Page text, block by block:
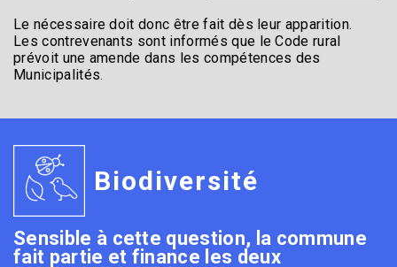
Le nécessaire doit donc être fait dès leur apparition.
Les contrevenants sont informés que le Code rural
prévoit une amende dans les compétences des
Municipalités.
Biodiversité
Sensible à cette question, la commune
fait partie et finance les deux